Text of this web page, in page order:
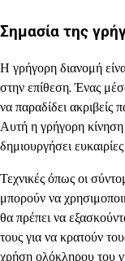
Σημασία της
Η γρήγορη διανομή
στην επίθεση. Ένας
να παραδίδει
Αυτή η γρήγορη κίνηση
δημιουργήσει
Τεχνικές όπως οι
μπορούν να
θα πρέπει να
τους για να κρατούν
χρήση ολόκληρου του